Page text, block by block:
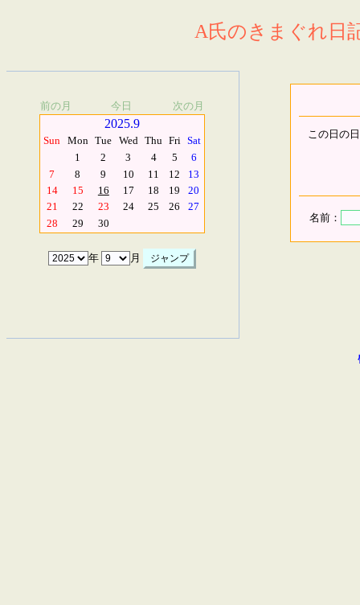
A氏のきまぐれ日
前の月 今日 次の月
2025.9
Sun Mon Tue Wed Thu Fri Sat
1
2 3 4 5
6
7
8 9 10 11 12
13
14
15 16 17 18 19
20
21
22 23 24 25 26
27
28
29 30
年 月
この日の
名前：